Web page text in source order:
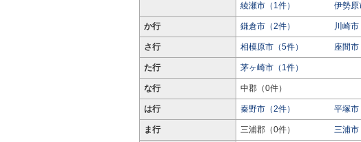
綾瀬市（1件）
伊勢原
か行 鎌倉市（2件） 川崎市
さ行 相模原市（5件） 座間市
た行 茅ヶ崎市（1件）
な行 中郡（0件）
は行 秦野市（2件） 平塚市
ま行 三浦郡（0件） 三浦市